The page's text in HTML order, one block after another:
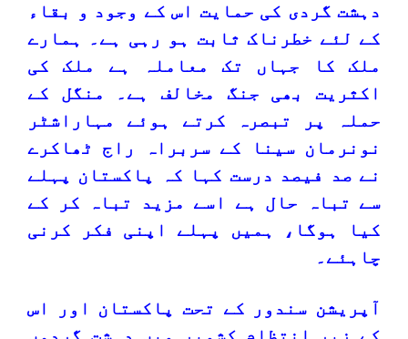
دہشت گردی کی حمایت اس کے وجود و بقاء
کے لئے خطرناک ثابت ہو رہی ہے۔ ہمارے
ملک کا جہاں تک معاملہ ہے ملک کی
اکثریت بھی جنگ مخالف ہے۔ منگل کے
حملہ پر تبصرہ کرتے ہوئے مہاراشٹر
نونرمان سینا کے سربراہ راج ٹھاکرے
نے صد فیصد درست کہا کہ پاکستان پہلے
سے تباہ حال ہے اسے مزید تباہ کر کے
کیا ہوگا، ہمیں پہلے اپنی فکر کرنی
چاہئے۔
آپریشن سندور کے تحت پاکستان اور اس
کے زیر انتظام کشمیر میں دہشت گردوں